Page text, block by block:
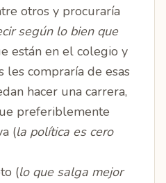
otros y procuraría
según lo bien que
están en el colegio y
les compraría de esas
hacer una carrera,
preferiblemente
(la política es cero
(lo que salga mejor